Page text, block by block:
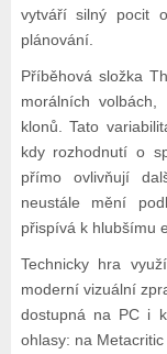
vytváří silný pocit
plánování.
Příběhová složka
morálních
klonů. Tato
kdy rozhodnutí o
přímo ovlivňují
neustále mění
přispívá k hlubšímu
Technicky hra
moderní vizuální
dostupná na PC i
ohlasy: na